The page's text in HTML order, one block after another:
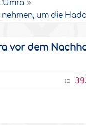
um die
vor dem